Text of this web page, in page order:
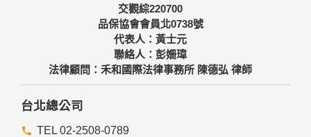
交觀綜220700
品保協會會員北0738號
代表人：黃士元
聯絡人：彭姍瑋
法律顧問：禾和國際法律事務所 陳德弘 律師
台北總公司
TEL 02-2508-0789